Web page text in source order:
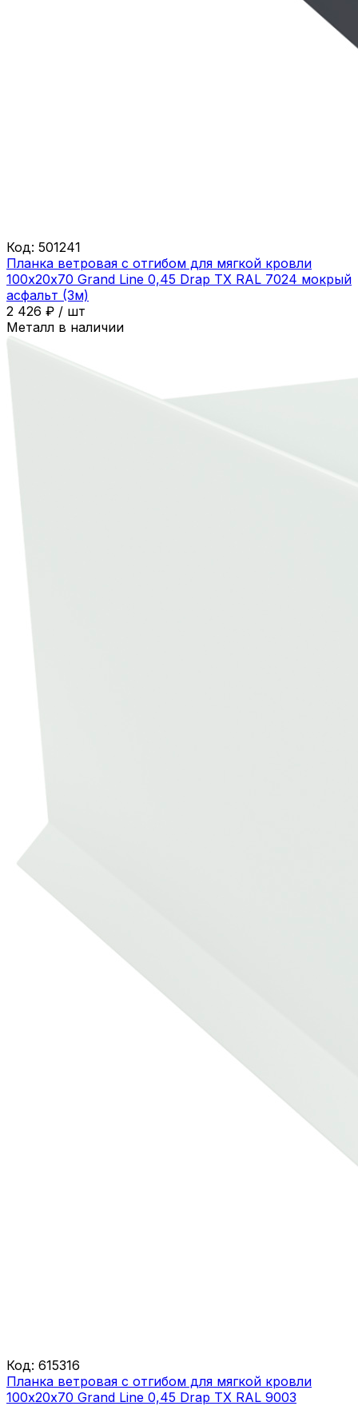
Код: 501241
Планка ветровая с отгибом для мягкой кровли
100х20х70 Grand Line 0,45 Drap ТХ RAL 7024 мокрый
асфальт (3м)
2 426 ₽ / шт
Металл в наличии
Код: 615316
Планка ветровая с отгибом для мягкой кровли
100х20х70 Grand Line 0,45 Drap ТХ RAL 9003